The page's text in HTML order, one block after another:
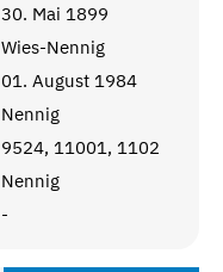
30. Mai 1899
Wies-Nennig
01. August 1984
Nennig
9524, 11001, 1102
Nennig
-